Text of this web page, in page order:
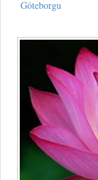
Göteborgu